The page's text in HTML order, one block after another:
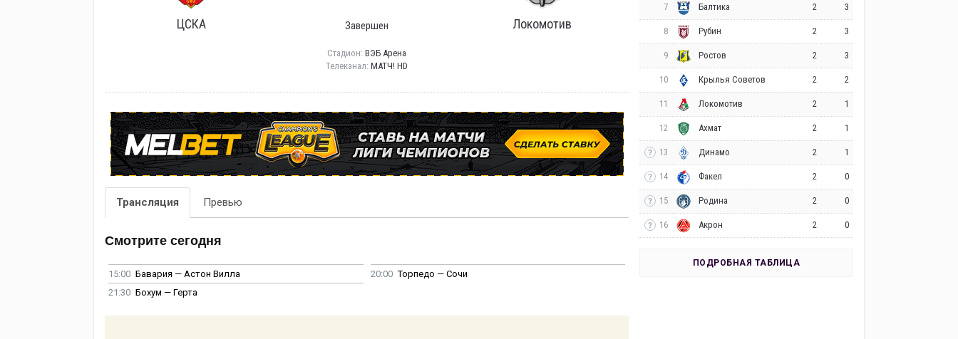
ЦСКА Завершен Локомотив
Стадион: ВЭБ Арена
Телеканал: МАТЧ! HD
Трансляция Превью
Смотрите сегодня
15:00 Бавария — Астон Вилла 20:00 Торпедо — Сочи
21:30 Бохум — Герта
7 Балтика 2 3
8 Рубин 2 3
9 Ростов 2 3
10 Крылья Советов 2 2
11 Локомотив 2 1
12 Ахмат 2 1
13 Динамо 2 1
14 Факел 2 0
15 Родина 2 0
16 Акрон 2 0
ПОДРОБНАЯ ТАБЛИЦА